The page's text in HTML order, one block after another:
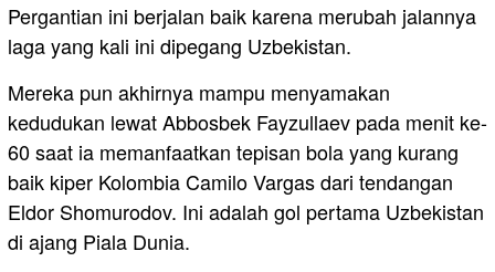
Pergantian ini berjalan baik karena merubah jalannya
laga yang kali ini dipegang Uzbekistan.
Mereka pun akhirnya mampu menyamakan
kedudukan lewat Abbosbek Fayzullaev pada menit ke-
60 saat ia memanfaatkan tepisan bola yang kurang
baik kiper Kolombia Camilo Vargas dari tendangan
Eldor Shomurodov. Ini adalah gol pertama Uzbekistan
di ajang Piala Dunia.